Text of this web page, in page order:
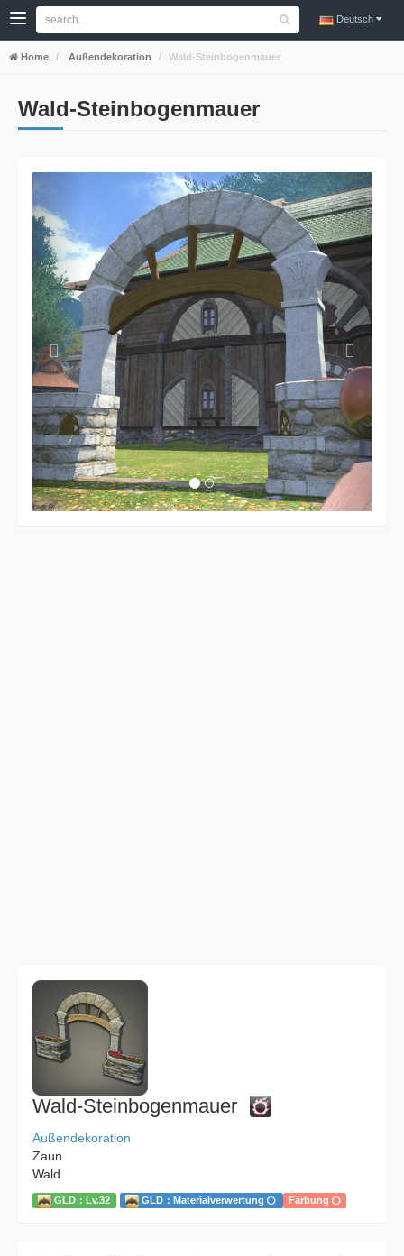
Deutsch
Home Außendekoration Wald-Steinbogenmauer
Wald-Steinbogenmauer
Wald-Steinbogenmauer
Außendekoration
Zaun
Wald
GLD：Lv.32 GLD：Materialverwertung Färbung